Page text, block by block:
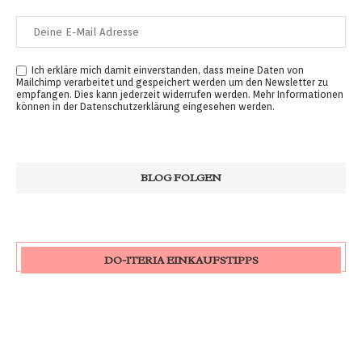
Ich erkläre mich damit einverstanden, dass meine Daten von
Mailchimp verarbeitet und gespeichert werden um den Newsletter zu
empfangen. Dies kann jederzeit widerrufen werden. Mehr Informationen
können in der Datenschutzerklärung eingesehen werden.
DO-ITERIA EINKAUFSTIPPS